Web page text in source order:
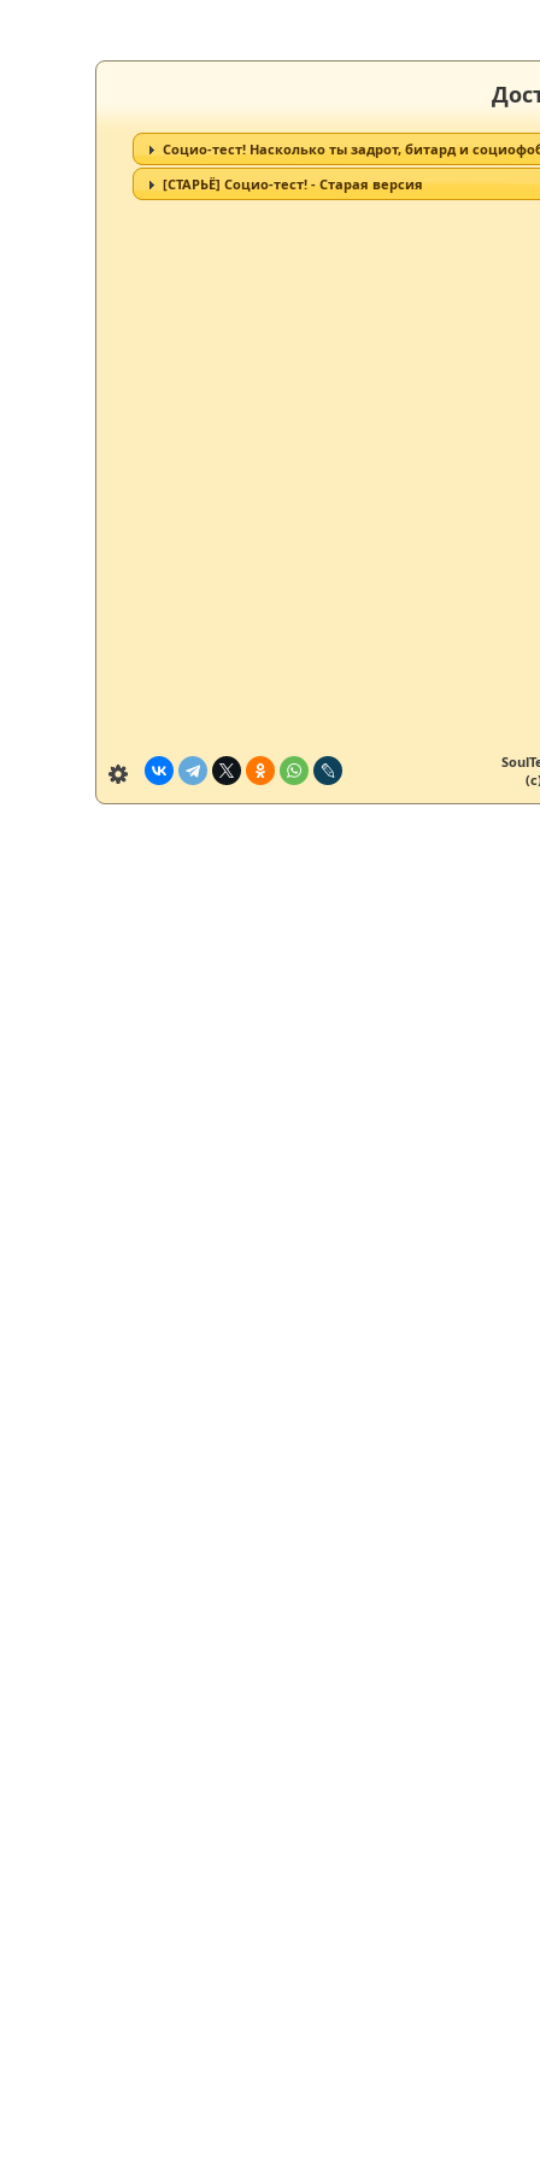
Социо-тест! Насколько ты задрот, битард и
[СТАРЬЁ] Социо-тест! - Старая версия